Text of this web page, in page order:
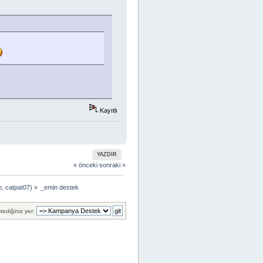
Kayıtlı
YAZDIR
« önceki sonraki »
, catpat07) » _emin destek
yer: